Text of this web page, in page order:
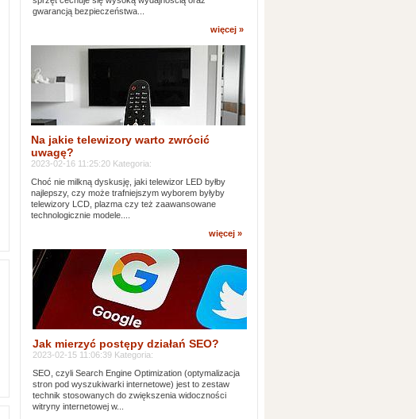
gwarancją bezpieczeństwa...
więcej »
Na jakie telewizory warto zwrócić
uwagę?
2023-02-16 11:25:20 Kategoria:
Choć nie milkną dyskusję, jaki telewizor LED byłby
najlepszy, czy może trafniejszym wyborem byłyby
telewizory LCD, plazma czy też zaawansowane
technologicznie modele....
więcej »
Jak mierzyć postępy działań SEO?
2023-02-15 11:06:39 Kategoria:
SEO, czyli Search Engine Optimization (optymalizacja
stron pod wyszukiwarki internetowe) jest to zestaw
technik stosowanych do zwiększenia widoczności
witryny internetowej w...